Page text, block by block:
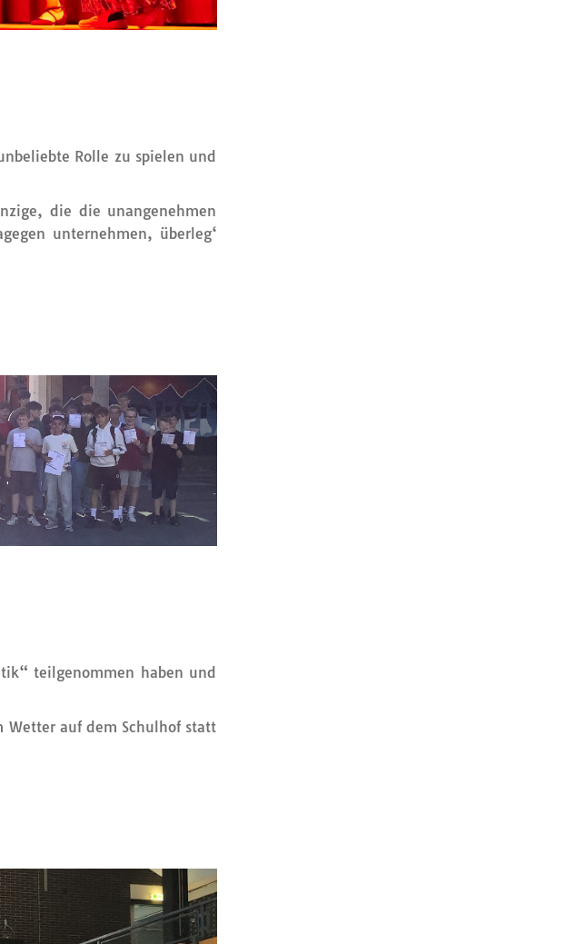
Rolle zu spielen und
die die unangenehmen
unternehmen, überleg‘
teilgenommen haben und
Wetter auf dem Schulhof statt